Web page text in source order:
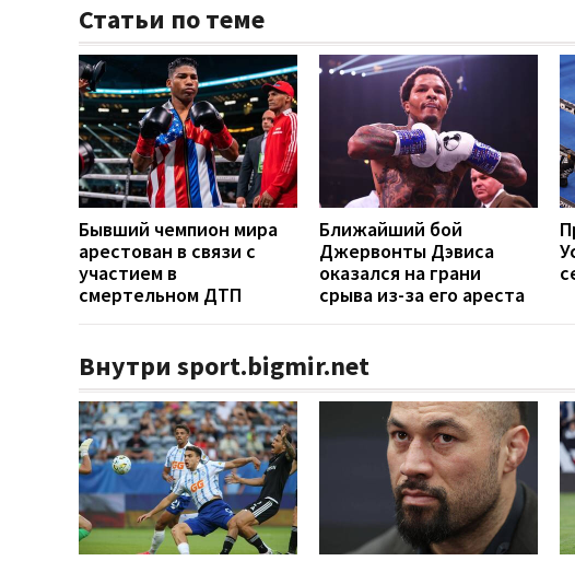
Статьи по теме
Бывший чемпион мира
арестован в связи с
участием в
смертельном ДТП
Ближайший бой
Джервонты Дэвиса
оказался на грани
срыва из-за его ареста
Внутри sport.bigmir.net